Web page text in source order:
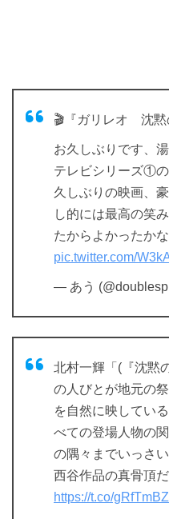
🎬『ガリレオ 沈黙
お久しぶりです、湯
テレビシリーズ①
久しぶりの映画、
し的には最高の笑
たからよかったかな
pic.twitter.com/
— あう
北村一輝「(『沈黙
の人びとが地元の
を自然に映してい
べての登場人物の
の隅々までいっさ
西谷作品の真骨頂
https://t.co/